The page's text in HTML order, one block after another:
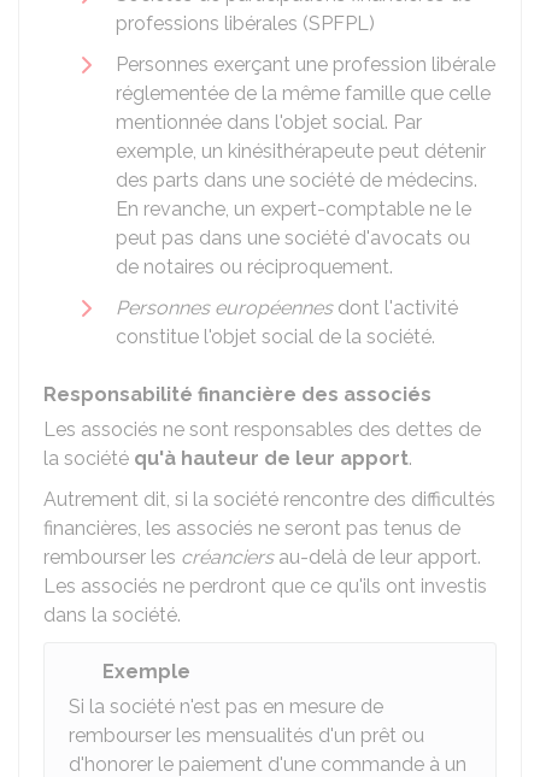
professions libérales (SPFPL)
Personnes exerçant une profession libérale
réglementée de la même famille que celle
mentionnée dans l'objet social. Par
exemple, un kinésithérapeute peut détenir
des parts dans une société de médecins.
En revanche, un expert-comptable ne le
peut pas dans une société d'avocats ou
de notaires ou réciproquement.
Personnes européennesdont l'activité
constitue l'objet social de la société.
Responsabilité financière des associés
Les associés ne sont responsables des dettes de
la société qu'à hauteur de leur apport.
Autrement dit, si la société rencontre des difficultés
financières, les associés ne seront pas tenus de
rembourser les créanciersau-delà de leur apport.
Les associés ne perdront que ce qu'ils ont investis
dans la société.
Exemple
Si la société n'est pas en mesure de
rembourser les mensualités d'un prêt ou
d'honorer le paiement d'une commande à un